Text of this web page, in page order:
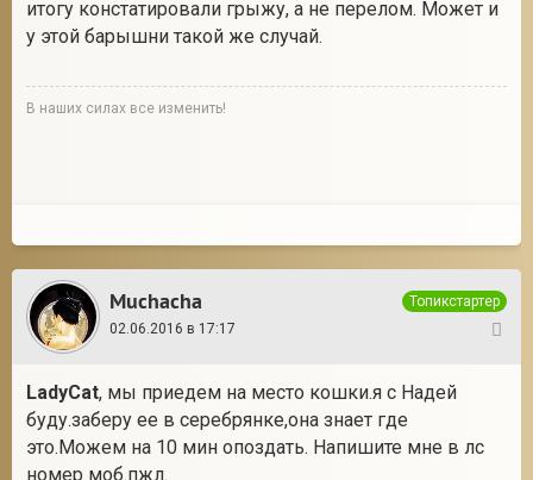
итогу констатировали грыжу, а не перелом. Может и
у этой барышни такой же случай.
В наших силах все изменить!
Muchacha
Топикстартер
02.06.2016 в 17:17
LadyCat, мы приедем на место кошки.я с Надей
буду.заберу ее в серебрянке,она знает где
это.Можем на 10 мин опоздать. Напишите мне в лс
номер моб.пжл.